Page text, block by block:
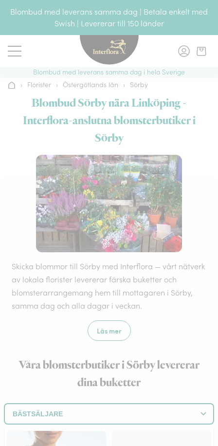
Blombud med leverans samma dag | Betala enkelt med
Swish | Levererar till 150 länder
Blombud med leverans samma dag i hela Sverige
Hem› Florister › Östergötlands län › Sörby
Blombud Sörby nära Linköping -
Interflora-anslutna blomsterbutiker i
Sörby
Skicka blommor till Sörby med Interflora — vårt nätverk
av lokala florister levererar färska buketter och
blomsterarrangemang hem till mottagaren i Sörby,
samma dag och alla dagar i veckan.
Läs mer
Våra blomsterbutiker i Sörby levererar
dina buketter